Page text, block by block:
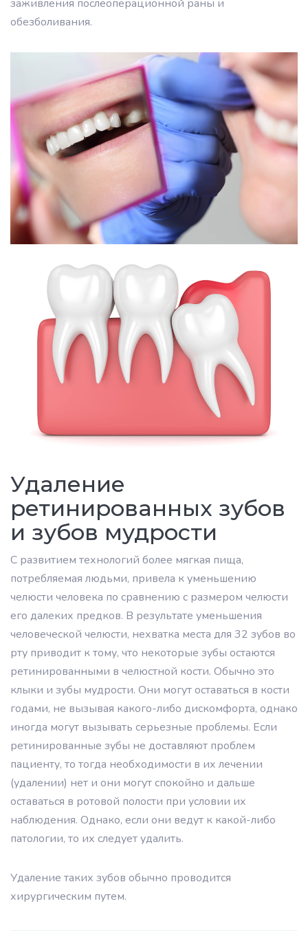
заживления послеоперационной раны и
обезболивания.
Удаление
ретинированных зубов
и зубов мудрости
С развитием технологий более мягкая пища,
потребляемая людьми, привела к уменьшению
челюсти человека по сравнению с размером челюсти
его далеких предков. В результате уменьшения
человеческой челюсти, нехватка места для 32 зубов во
рту приводит к тому, что некоторые зубы остаются
ретинированными в челюстной кости. Обычно это
клыки и зубы мудрости. Они могут оставаться в кости
годами, не вызывая какого-либо дискомфорта, однако
иногда могут вызывать серьезные проблемы. Если
ретинированные зубы не доставляют проблем
пациенту, то тогда необходимости в их лечении
(удалении) нет и они могут спокойно и дальше
оставаться в ротовой полости при условии их
наблюдения. Однако, если они ведут к какой-либо
патологии, то их следует удалить.
Удаление таких зубов обычно проводится
хирургическим путем.